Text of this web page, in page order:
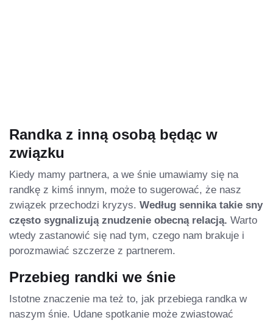
Randka z inną osobą będąc w
związku
Kiedy mamy partnera, a we śnie umawiamy się na
randkę z kimś innym, może to sugerować, że nasz
związek przechodzi kryzys. Według sennika takie sny
często sygnalizują znudzenie obecną relacją. Warto
wtedy zastanowić się nad tym, czego nam brakuje i
porozmawiać szczerze z partnerem.
Przebieg randki we śnie
Istotne znaczenie ma też to, jak przebiega randka w
naszym śnie. Udane spotkanie może zwiastować